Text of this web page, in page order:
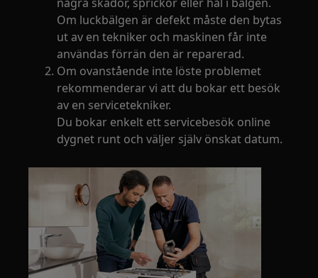
Om luckbälgen är defekt måste den bytas
ut av en tekniker och maskinen får inte
användas förrän den är reparerad.
Om ovanstående inte löste problemet
rekommenderar vi att du bokar ett besök
av en servicetekniker.
Du bokar enkelt ett servicebesök online
dygnet runt och väljer själv önskat datum.